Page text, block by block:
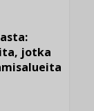
jotka